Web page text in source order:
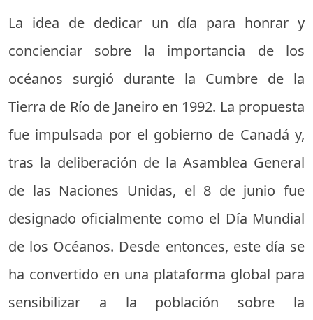
La idea de dedicar un día para honrar y
concienciar sobre la importancia de los
océanos surgió durante la Cumbre de la
Tierra de Río de Janeiro en 1992. La propuesta
fue impulsada por el gobierno de Canadá y,
tras la deliberación de la Asamblea General
de las Naciones Unidas, el 8 de junio fue
designado oficialmente como el Día Mundial
de los Océanos. Desde entonces, este día se
ha convertido en una plataforma global para
sensibilizar a la población sobre la